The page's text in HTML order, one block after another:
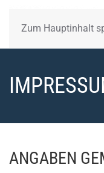
Zum Hauptinhalt
ANGABEN